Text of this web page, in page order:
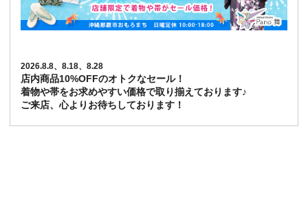
2026.8.8、8.18、8.28
店内商品10%OFFのオトクなセール！
着物や帯をお求めやすい価格で取り揃えております♪
ご来店、心よりお待ちしております！